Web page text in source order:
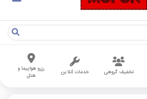
تخفیف گروهی خدمات آنلاین
رزرو هواپیما و
هتل